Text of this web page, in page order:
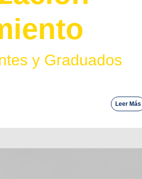
y Graduados
Leer Más